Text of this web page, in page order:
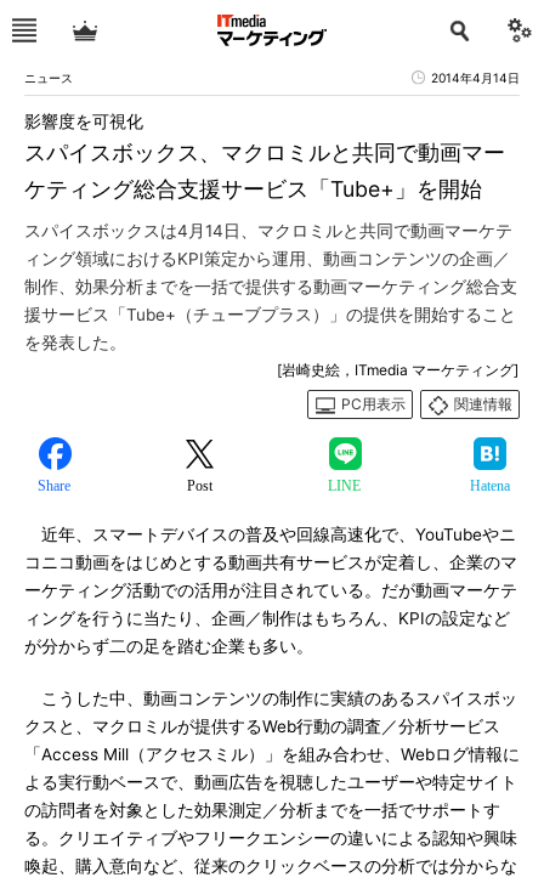
ニュース 2014年4月14日
スパイスボックス、マクロミルと共同で動画マー
ケティング総合支援サービス「Tube+」を開始
影響度を可視化
スパイスボックスは4月14日、マクロミルと共同で動画マーケテ
ィング領域におけるKPI策定から運用、動画コンテンツの企画／
制作、効果分析までを一括で提供する動画マーケティング総合支
援サービス「Tube+（チューブプラス）」の提供を開始すること
を発表した。
[岩崎史絵，ITmedia マーケティング]
PC用表示
関連情報
Share Post LINE Hatena
近年、スマートデバイスの普及や回線高速化で、YouTubeやニ
コニコ動画をはじめとする動画共有サービスが定着し、企業のマ
ーケティング活動での活用が注目されている。だが動画マーケテ
ィングを行うに当たり、企画／制作はもちろん、KPIの設定など
が分からず二の足を踏む企業も多い。
こうした中、動画コンテンツの制作に実績のあるスパイスボッ
クスと、マクロミルが提供するWeb行動の調査／分析サービス
「Access Mill（アクセスミル）」を組み合わせ、Webログ情報に
よる実行動ベースで、動画広告を視聴したユーザーや特定サイト
の訪問者を対象とした効果測定／分析までを一括でサポートす
る。クリエイティブやフリークエンシーの違いによる認知や興味
喚起、購入意向など、従来のクリックベースの分析では分からな